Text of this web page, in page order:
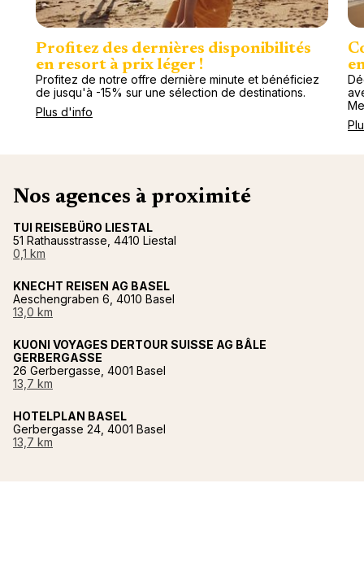
Profitez des dernières disponibilités
en resort à prix léger !
Profitez de notre offre dernière minute et bénéficiez
de jusqu'à -15% sur une sélection de destinations.
Plus d'info
Nos agences à proximité
TUI REISEBÜRO LIESTAL
51 Rathausstrasse, 4410 Liestal
0,1 km
KNECHT REISEN AG BASEL
Aeschengraben 6, 4010 Basel
13,0 km
KUONI VOYAGES DERTOUR SUISSE AG BÂLE
GERBERGASSE
26 Gerbergasse, 4001 Basel
13,7 km
HOTELPLAN BASEL
Gerbergasse 24, 4001 Basel
13,7 km